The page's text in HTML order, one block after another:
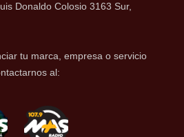
Donaldo Colosio 3163 Sur,
tu marca, empresa o servicio
al: